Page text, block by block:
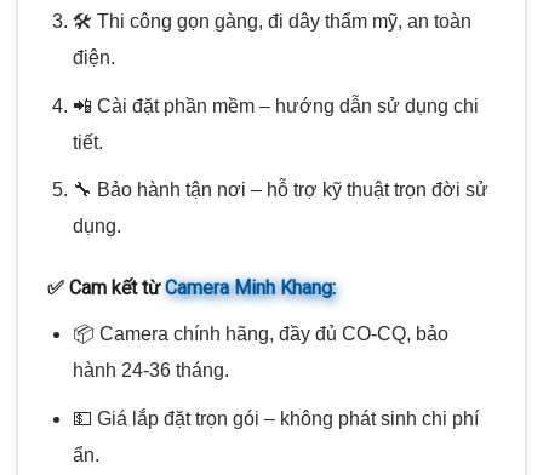
🛠️ Thi công gọn gàng, đi dây thẩm mỹ, an toàn
điện.
📲 Cài đặt phần mềm – hướng dẫn sử dụng chi
tiết.
🔧 Bảo hành tận nơi – hỗ trợ kỹ thuật trọn đời sử
dụng.
✅ Cam kết từCamera Minh Khang:
📦 Camera chính hãng, đầy đủ CO-CQ, bảo
hành 24-36 tháng.
💵 Giá lắp đặt trọn gói – không phát sinh chi phí
ẩn.